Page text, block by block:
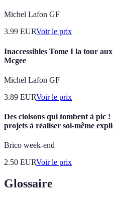
Michel Lafon GF
3.99 EURVoir le prix
Inaccessibles Tome I la tour
Mcgee
Michel Lafon GF
3.89 EURVoir le prix
Des cloisons qui tombent à pic !
projets à réaliser soi-même
Brico week-end
2.50 EURVoir le prix
Glossaire